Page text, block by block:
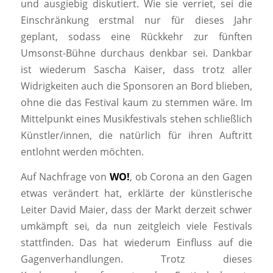
und ausgiebig diskutiert. Wie sie verriet, sei die
Einschränkung erstmal nur für dieses Jahr
geplant, sodass eine Rückkehr zur fünften
Umsonst-Bühne durchaus denkbar sei. Dankbar
ist wiederum Sascha Kaiser, dass trotz aller
Widrigkeiten auch die Sponsoren an Bord blieben,
ohne die das Festival kaum zu stemmen wäre. Im
Mittelpunkt eines Musikfestivals stehen schließlich
Künstler/innen, die natürlich für ihren Auftritt
entlohnt werden möchten.
Auf Nachfrage von WO!, ob Corona an den Gagen
etwas verändert hat, erklärte der künstlerische
Leiter David Maier, dass der Markt derzeit schwer
umkämpft sei, da nun zeitgleich viele Festivals
stattfinden. Das hat wiederum Einfluss auf die
Gagenverhandlungen. Trotz dieses